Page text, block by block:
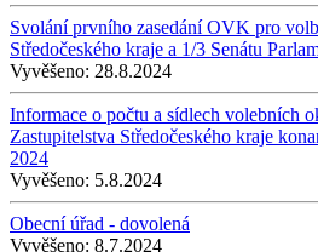
Svolání prvního zasedání OVK pro
Středočeského kraje a 1/3 Senátu
Vyvěšeno: 28.8.2024
Informace o počtu a sídlech volebních
Zastupitelstva Středočeského kraje
2024
Vyvěšeno: 5.8.2024
Obecní úřad - dovolená
Vyvěšeno: 8.7.2024